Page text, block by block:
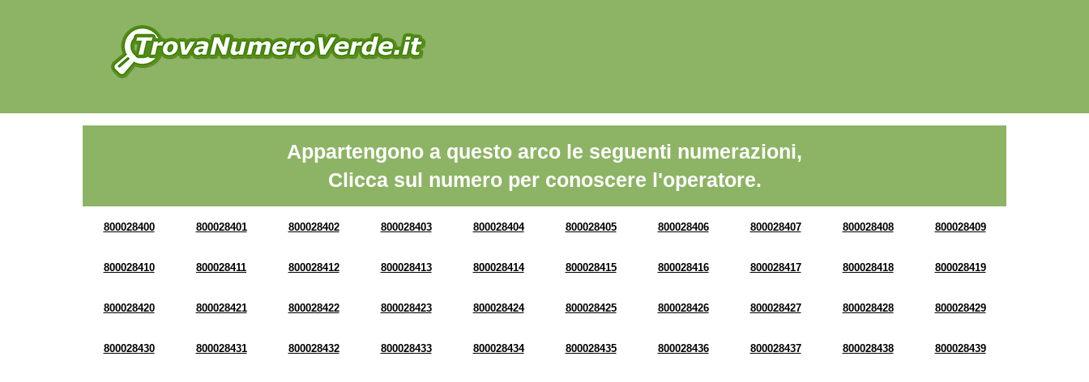
Appartengono a questo arco le seguenti numerazioni,
Clicca sul numero per conoscere l'operatore.
800028400 800028401 800028402 800028403 800028404 800028405 800028406 800028407 800028408 800028409
800028410 800028411 800028412 800028413 800028414 800028415 800028416 800028417 800028418 800028419
800028420 800028421 800028422 800028423 800028424 800028425 800028426 800028427 800028428 800028429
800028430 800028431 800028432 800028433 800028434 800028435 800028436 800028437 800028438 800028439